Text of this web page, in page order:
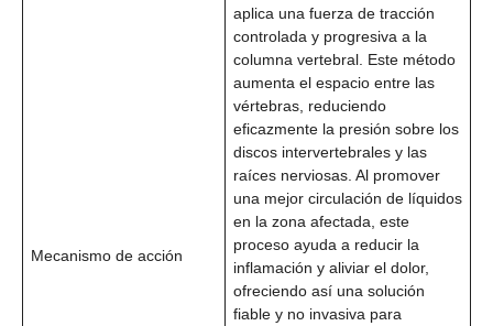
Mecanismo de acción
aplica una fuerza de tracción
controlada y progresiva a la
columna vertebral. Este método
aumenta el espacio entre las
vértebras, reduciendo
eficazmente la presión sobre los
discos intervertebrales y las
raíces nerviosas. Al promover
una mejor circulación de líquidos
en la zona afectada, este
proceso ayuda a reducir la
inflamación y aliviar el dolor,
ofreciendo así una solución
fiable y no invasiva para